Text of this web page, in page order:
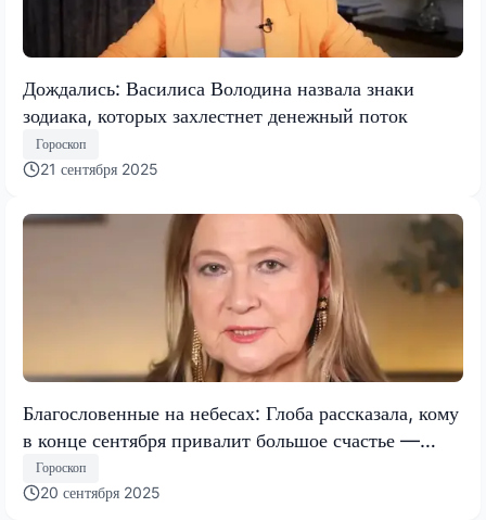
Дождались: Василиса Володина назвала знаки
зодиака, которых захлестнет денежный поток
Гороскоп
21 сентября 2025
Благословенные на небесах: Глоба рассказала, кому
в конце сентября привалит большое счастье —
будут на седьмом небе
Гороскоп
20 сентября 2025